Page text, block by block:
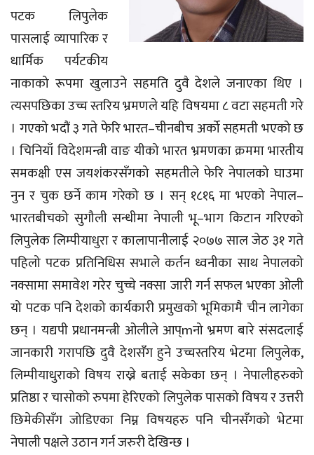
पटक लिपुलेक
पासलाई व्यापारिक र
धार्मिक पर्यटकीय
नाकाको रूपमा खुलाउने सहमति दुवै देशले जनाएका थिए ।
त्यसपछिका उच्च स्तरिय भ्रमणले यहि विषयमा ८ वटा सहमती गरे
। गएको भदौं ३ गते फेरि भारत–चीनबीच अर्को सहमती भएको छ
। चिनियाँ विदेशमन्त्री वाङ यीको भारत भ्रमणका क्रममा भारतीय
समकक्षी एस जयशंकरसँगको सहमतीले फेरि नेपालको घाउमा
नुन र चुक छर्ने काम गरेको छ । सन् १८१६ मा भएको नेपाल–
भारतबीचको सुगौली सन्धीमा नेपाली भू–भाग किटान गरिएको
लिपुलेक लिम्पीयाधुरा र कालापानीलाई २०७७ साल जेठ ३१ गते
पहिलो पटक प्रतिनिधिस सभाले कर्तन ध्वनीका साथ नेपालको
नक्सामा समावेश गरेर चुच्चे नक्सा जारी गर्न सफल भएका ओली
यो पटक पनि देशको कार्यकारी प्रमुखको भूमिकामै चीन लागेका
छन् । यद्यपी प्रधानमन्त्री ओलीले आप्mनो भ्रमण बारे संसदलाई
जानकारी गरापछि दुवै देशसँग हुने उच्चस्तरिय भेटमा लिपुलेक,
लिम्पीयाधुराको विषय राख्ने बताई सकेका छन् । नेपालीहरुको
प्रतिष्ठा र चासोको रुपमा हेरिएको लिपुलेक पासको विषय र उत्तरी
छिमेकीसँग जोडिएका निम्न विषयहरु पनि चीनसँगको भेटमा
नेपाली पक्षले उठान गर्न जरुरी देखिन्छ ।